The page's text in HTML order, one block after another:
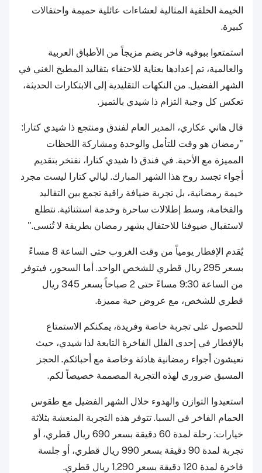
الخيمة الخلفية المثالية لعشاءات عائلية حميمة واحتفالات
كبيرة.
استمتعوا ببوفيه فاخر يضم مزيجاً من الأطباق العربية
والعالمية، تم إعدادها بعناية للاحتفاء بتقاليد المطبخ الغني في
الشهر الفضيل. من النكهات التقليدية إلى الابتكارات الحديثة،
تعكس كل وجبة التزام ذا شيدي بالتميز.
قال هاني عكاري، المدير العام لفندق ومنتجع ذا شيدي كتارا:
"رمضان هو وقت للتأمل والوحدة ومشاركة اللحظات
المميزة مع الأحبة. في فندق ذا شيدي كتارا، نفتخر بتقديم
أجواء تجسد روح هذا الشهر المبارك. ليالي كتارا ليست مجرد
خيمة رمضانية، بل تجربة ضيافة راقية تجمع بين التقاليد
والفخامة، وسط إطلالات ساحرة وخدمة استثنائية. نتطلع
لاستقبال ضيوفنا للاحتفال بشهر رمضان بطريقة لا تُنسى."
يُقدم الإفطار يومياً من وقت الغروب حتى الساعة 8 مساءً
بسعر 295 ريال قطري للشخص الواحد. أما السحور، فيتوفر
من الساعة 9:30 مساءً حتى 2 صباحاً بسعر 345 ريال
قطري للشخص، مع عروض حية مميزة.
للحصول على تجربة خاصة وفريدة، يمكنكم الاستمتاع
بالإفطار في إحدى الفلل الفاخرة التابعة لذا شيدي، حيث
تعيشون أجواء رمضانية هادئة وخاصة مع أحبائكم. الحجز
المسبق ضروري لهذه التجربة المصممة خصيصاً لكم.
استعيدوا التوازن والهدوء خلال الشهر الفضيل مع طقوس
الحمام الفاخر في السبا. تتوفر هذه التجربة المنعشة بثلاثة
خيارات: رحلة لمدة 60 دقيقة بسعر 690 ريال قطري، أو
تجربة لمدة 90 دقيقة بسعر 990 ريال قطري، أو جلسة
فاخرة لمدة 120 دقيقة بسعر 1,290 ريال قطري.